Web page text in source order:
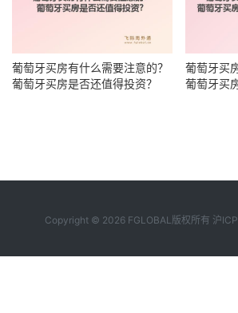
葡萄牙买房有什么需要注意的？
葡萄牙买房是否还值得投资？
葡萄牙买
葡萄牙买
Copyright © 2026 FGLOBAL版权所有 沪